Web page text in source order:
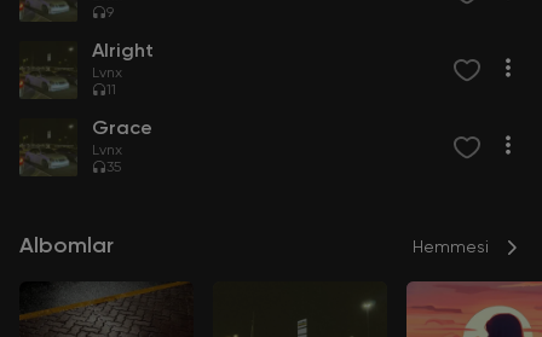
9
Alright
Lvnx
11
Grace
Lvnx
35
Albomlar Hemmesi